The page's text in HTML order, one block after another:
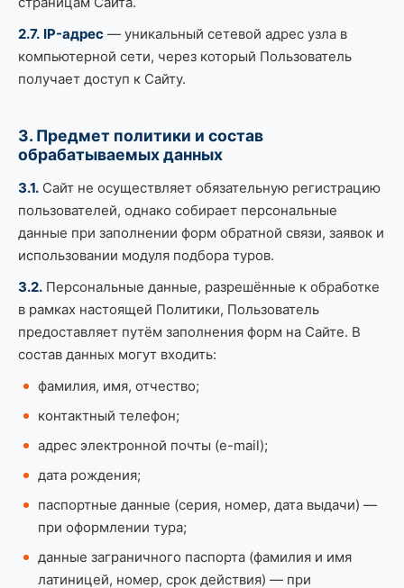
2.7. IP-адрес — уникальный сетевой адрес узла в
компьютерной сети, через который Пользователь
получает доступ к Сайту.
3. Предмет политики и состав
обрабатываемых данных
3.1. Сайт не осуществляет обязательную регистрацию
пользователей, однако собирает персональные
данные при заполнении форм обратной связи, заявок и
использовании модуля подбора туров.
3.2. Персональные данные, разрешённые к обработке
в рамках настоящей Политики, Пользователь
предоставляет путём заполнения форм на Сайте. В
состав данных могут входить:
фамилия, имя, отчество;
контактный телефон;
адрес электронной почты (e-mail);
дата рождения;
паспортные данные (серия, номер, дата выдачи) —
при оформлении тура;
данные заграничного паспорта (фамилия и имя
латиницей, номер, срок действия) — при